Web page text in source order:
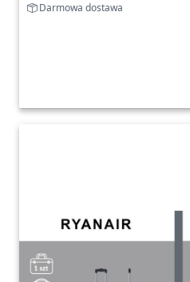
Darmowa dostawa